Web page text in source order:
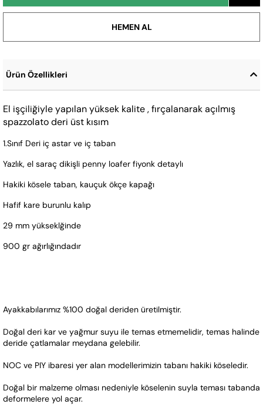
Ürün Özellikleri
El işçiliğiyle yapılan yüksek kalite , fırçalanarak açılmış
spazzolato deri üst kısım
1.Sınıf Deri iç astar ve iç taban
Yazlık, el saraç dikişli penny loafer fiyonk detaylı
Hakiki kösele taban, kauçuk ökçe kapağı
Hafif kare burunlu kalıp
29 mm yükseklğinde
900 gr ağırlığındadır
Ayakkabılarımız %100 doğal deriden üretilmiştir.
Doğal deri kar ve yağmur suyu ile temas etmemelidir, temas halinde
deride çatlamalar meydana gelebilir.
NOC ve PIY ibaresi yer alan modellerimizin tabanı hakiki köseledir.
Doğal bir malzeme olması nedeniyle köselenin suyla teması tabanda
deformelere yol açar.